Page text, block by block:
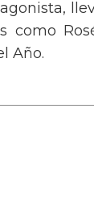
como
Año.